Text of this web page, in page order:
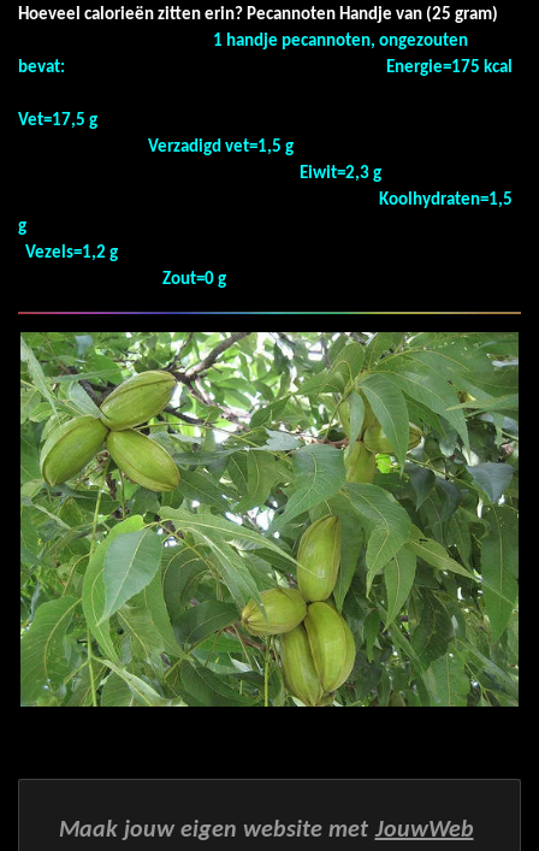
Hoeveel calorieën zitten erin? Pecannoten Handje van (25 gram)
1 handje pecannoten, ongezouten
bevat: Energie=175 kcal
Vet=17,5 g
Verzadigd vet=1,5 g
Eiwit=2,3 g
Koolhydraten=1,5
g
Vezels=1,2 g
Zout=0 g
Maak jouw eigen website met JouwWeb